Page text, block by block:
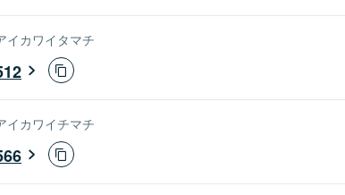
イカワイタマチ
イカワイチマチ